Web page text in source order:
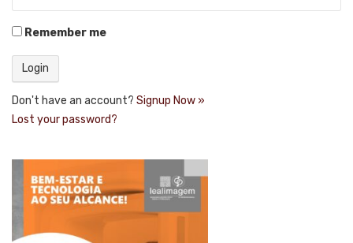
Remember me
Don't have an account? Signup Now »
Lost your password?